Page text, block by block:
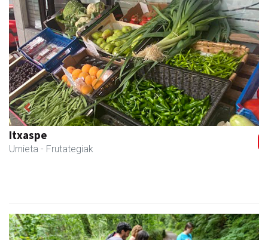
Aduna
Previous Next